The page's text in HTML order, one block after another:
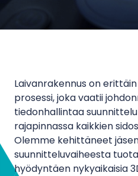
Laivanrakennus on
prosessi, joka vaatii
tiedonhallintaa
rajapinnassa kaikkien
Olemme kehittäneet
suunnitteluvaiheesta
hyödyntäen nykyaikaisia